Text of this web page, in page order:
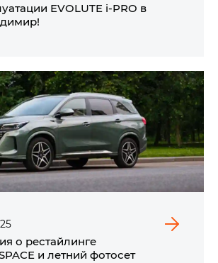
EVOLUTE i‑PRO в
о рестайлинге
и летний фотосет